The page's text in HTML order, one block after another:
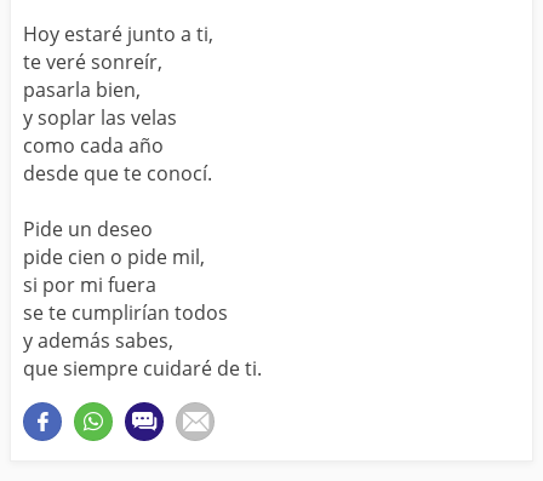
Hoy estaré junto a ti,
te veré sonreír,
pasarla bien,
y soplar las velas
como cada año
desde que te conocí.
Pide un deseo
pide cien o pide mil,
si por mi fuera
se te cumplirían todos
y además sabes,
que siempre cuidaré de ti.